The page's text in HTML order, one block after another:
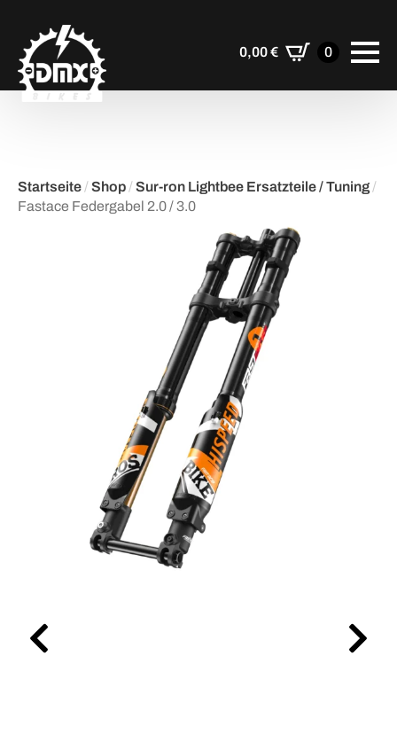
0,00€ 0
Startseite / Shop / Sur-ron Lightbee Ersatzteile / Tuning /
Fastace Federgabel 2.0 / 3.0